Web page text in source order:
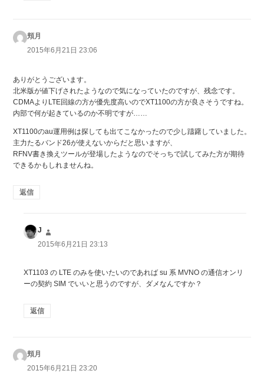
頬月
り:
2015年6月21日 23:06
ありがとうございます。
北米版が値下げされたようなので気になっていたのですが、残念です。
CDMAよりLTE回線の方が優先度高いのでXT1100の方が良さそうですね。
内部で何が起きているのか不明ですが……
XT1100のau運用例は探しても出てこなかったので少し躊躇していました。
主力たるバンド26が使えないからだと思いますが、
RFNV書き換えツールが登場したようなのでそっちで試してみた方が期待
できるかもしれませんね。
返信
J
り:
2015年6月21日 23:13
XT1103 の LTE のみを使いたいのであれば su 系 MVNO の通信オンリ
ーの契約 SIM でいいと思うのですが、ダメなんですか？
返信
頬月
り:
2015年6月21日 23:20